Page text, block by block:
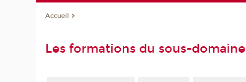
Accueil
Les formations du sous-